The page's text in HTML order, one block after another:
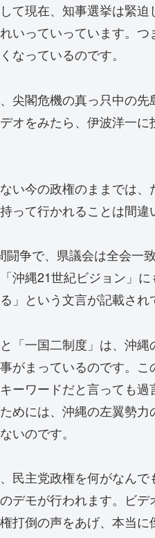
て現在、知事選挙は緊
いっていっています。
なっているのです。
尖閣危機の真っ只中の先
オをみたら、伊波洋一
い今の政権のままでは、
て行かれることは間違
争で、県議会は全会一
沖縄21世紀ビジョン」
」という文言が記載され
「一国二制度」は、沖
がまっているのです。
ワードだと言っても過
めには、沖縄の左翼勢
いのです。
民主党政権を何がなん
デモが行われます。ビ
打倒の声をあげ、本当